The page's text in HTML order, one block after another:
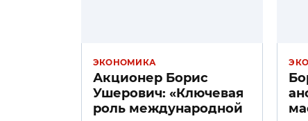
ЭКОНОМИКА
Акционер Борис
Ушерович: «Ключевая
роль международной